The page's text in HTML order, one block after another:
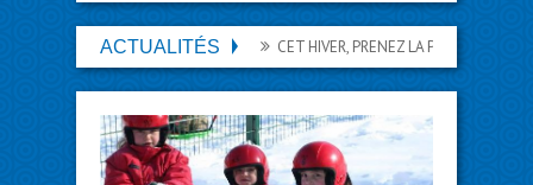
ACTUALITÉS CET HIVER, PRENEZ LA PISTE DES